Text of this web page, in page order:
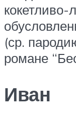
кокетливо-
(ср.
романе
Иван